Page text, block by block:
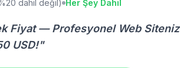
dahil değil) Her Şey Dahil
Fiyat — Profesyonel Web Siteniz
USD!"